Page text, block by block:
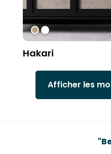
#bd9e7a
#ffffff
Hakari
Afficher les
"